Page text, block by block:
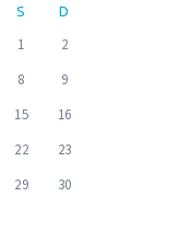
S D
1
2
8
9
15
16
22
23
29
30